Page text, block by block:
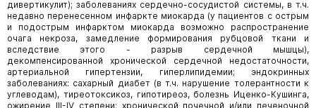
дивертикулит); заболеваниях сердечно-сосудистой системы, в т.ч.
недавно перенесенном инфаркте миокарда (у пациентов с острым
и подострым инфарктом миокарда возможно распространение
очага некроза, замедление формирования рубцовой ткани и
вследствие этого - разрыв сердечной мышцы),
декомпенсированной хронической сердечной недостаточности,
артериальной гипертензии, гиперлипидемии; эндокринных
заболеваниях: сахарный диабет (в т.ч. нарушение толерантности к
углеводам), тиреотоксикоз, гипотиреоз, болезнь Иценко-Кушинга,
ожирение III-IV степени; хронической почечной и/или печеночной